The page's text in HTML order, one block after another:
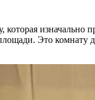
которая изначально
Это